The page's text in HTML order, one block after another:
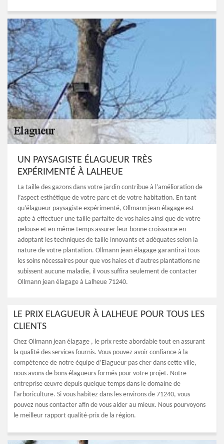
UN PAYSAGISTE ÉLAGUEUR TRÈS
EXPÉRIMENTÉ À LALHEUE
La taille des gazons dans votre jardin contribue à l’amélioration de
l’aspect esthétique de votre parc et de votre habitation. En tant
qu’élagueur paysagiste expérimenté, Ollmann jean élagage est
apte à effectuer une taille parfaite de vos haies ainsi que de votre
pelouse et en même temps assurer leur bonne croissance en
adoptant les techniques de taille innovants et adéquates selon la
nature de votre plantation. Ollmann jean élagage garantirai tous
les soins nécessaires pour que vos haies et d’autres plantations ne
subissent aucune maladie, il vous suffira seulement de contacter
Ollmann jean élagage à Lalheue 71240.
LE PRIX ELAGUEUR À LALHEUE POUR TOUS LES
CLIENTS
Chez Ollmann jean élagage , le prix reste abordable tout en assurant
la qualité des services fournis. Vous pouvez avoir confiance à la
compétence de notre équipe d’Elagueur pas cher dans cette ville,
nous avons de bons élagueurs formés pour votre projet. Notre
entreprise œuvre depuis quelque temps dans le domaine de
l’arboriculture. Si vous habitez dans les environs de 71240, vous
pouvez nous contacter afin de vous aider au mieux. Nous pourvoyons
le meilleur rapport qualité-prix de la région.